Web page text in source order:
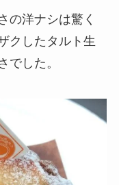
の洋ナシは驚く
クしたタルト生
でした。